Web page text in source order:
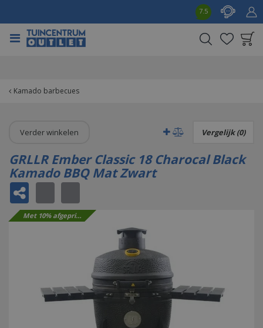
Kamado barbecues
7.5
Verder winkelen Vergelijk (0)
GRLLR Ember Classic 18 Charocal Black
Kamado BBQ Mat Zwart
Met 10% afgeprijsd